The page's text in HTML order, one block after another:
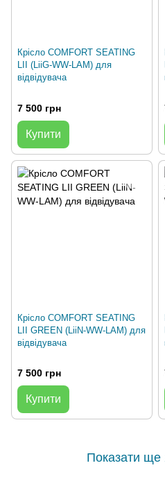
Крісло COMFORT SEATING
LII (LiiG-WW-LAM) для
відвідувача
7 500 грн
Купити
Крісло COMFORT SEATING
LII GREEN (LiiN-WW-LAM) для
відвідувача
7 500 грн
Купити
Показати ще